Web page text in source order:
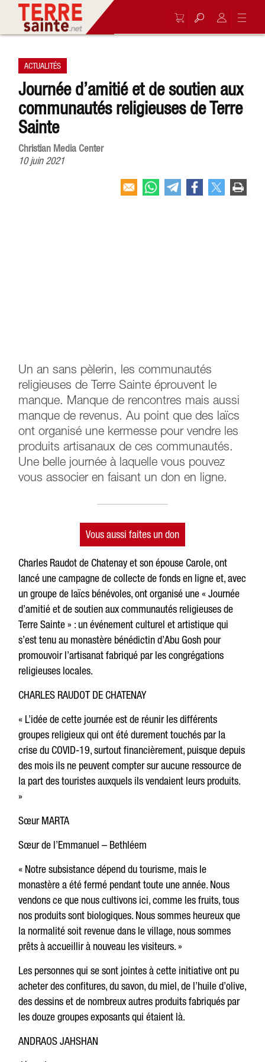
ACTUALITÉS
Journée d’amitié et de soutien aux
communautés religieuses de Terre
Sainte
Christian Media Center
10 juin 2021
Un an sans pèlerin, les communautés
religieuses de Terre Sainte éprouvent le
manque. Manque de rencontres mais aussi
manque de revenus. Au point que des laïcs
ont organisé une kermesse pour vendre les
produits artisanaux de ces communautés.
Une belle journée à laquelle vous pouvez
vous associer en faisant un don en ligne.
Vous aussi faites un don
Charles Raudot de Chatenay et son épouse Carole, ont
lancé une campagne de collecte de fonds en ligne et, avec
un groupe de laïcs bénévoles, ont organisé une « Journée
d’amitié et de soutien aux communautés religieuses de
Terre Sainte » : un événement culturel et artistique qui
s’est tenu au monastère bénédictin d’Abu Gosh pour
promouvoir l’artisanat fabriqué par les congrégations
religieuses locales.
CHARLES RAUDOT DE CHATENAY
« L’idée de cette journée est de réunir les différents
groupes religieux qui ont été durement touchés par la
crise du COVID-19, surtout financièrement, puisque depuis
des mois ils ne peuvent compter sur aucune ressource de
la part des touristes auxquels ils vendaient leurs produits.
»
Sœur MARTA
Sœur de l’Emmanuel – Bethléem
« Notre subsistance dépend du tourisme, mais le
monastère a été fermé pendant toute une année. Nous
vendons ce que nous cultivons ici, comme les fruits, tous
nos produits sont biologiques. Nous sommes heureux que
la normalité soit revenue dans le village, nous sommes
prêts à accueillir à nouveau les visiteurs. »
Les personnes qui se sont jointes à cette initiative ont pu
acheter des confitures, du savon, du miel, de l’huile d’olive,
des dessins et de nombreux autres produits fabriqués par
les douze groupes exposants qui étaient là.
ANDRAOS JAHSHAN